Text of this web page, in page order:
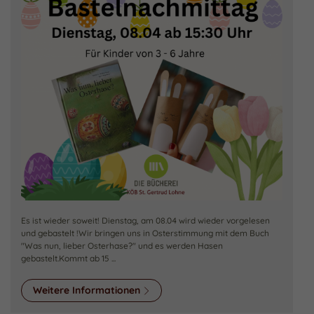
Es ist wieder soweit! Dienstag, am 08.04 wird wieder vorgelesen
und gebastelt !Wir bringen uns in Osterstimmung mit dem Buch
"Was nun, lieber Osterhase?" und es werden Hasen
gebastelt.Kommt ab 15 ...
Weitere Informationen